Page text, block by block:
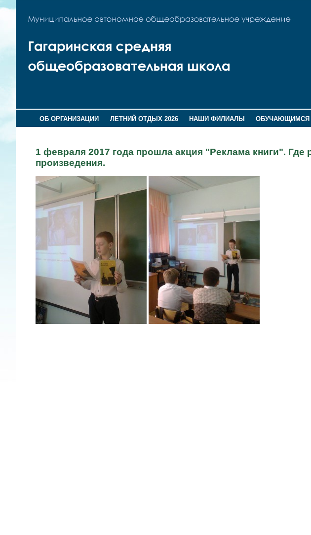
ОБ ОРГАНИЗАЦИИ ЛЕТНИЙ ОТДЫХ 2026 НАШИ ФИЛИАЛЫ ОБУЧАЮЩИМСЯ
1 февраля 2017 года прошла акция "Реклама книги".
произведения.